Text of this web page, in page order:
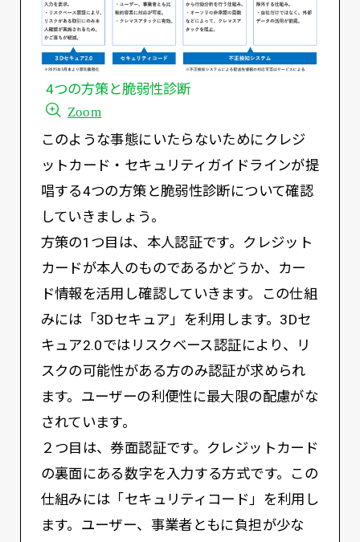
4つの方策と脆弱性診断
Zoom
このような事態にいたらないためにクレジ
ットカード・セキュリティガイドラインが提
唱する4つの方策と脆弱性診断について確認
していきましょう。
方策の1つ目は、本人認証です。クレジット
カードが本人のものであるかどうか、カー
ド情報を活用し確認していきます。この仕組
みには「3Dセキュア」を利用します。3Dセ
キュア2.0ではリスクベース認証により、リ
スクの可能性がある方のみ認証が求められ
ます。ユーザーの利便性に最大限の配慮がな
されています。
２つ目は、券面認証です。クレジットカード
の裏面にある数字を入力する方式です。この
仕組みには「セキュリティコード」を利用し
ます。ユーザー、事業者ともに負担が少な